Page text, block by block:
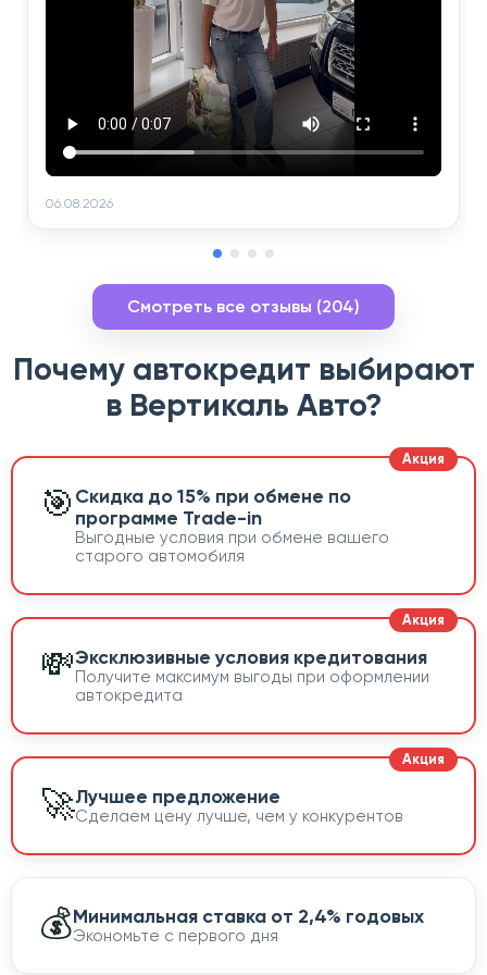
06.08.2026
Смотреть все отзывы (204)
Почему автокредит выбирают
в Вертикаль Авто?
🎯 Скидка до 15% при обмене по
программе Trade-in
Выгодные условия при обмене вашего
старого автомобиля
💸Эксклюзивные условия кредитования
Получите максимум выгоды при оформлении
автокредита
🚀Лучшее предложение
Сделаем цену лучше, чем у конкурентов
💰Минимальная ставка от 2,4% годовых
Экономьте с первого дня